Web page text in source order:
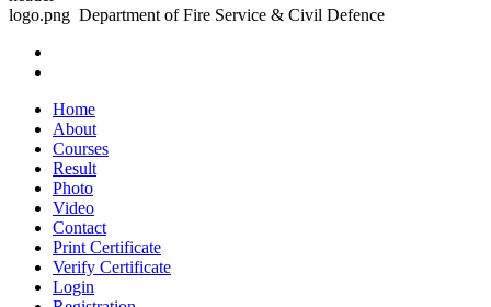
Department of Fire Service & Civil Defence
Home
About
Courses
Result
Photo
Video
Contact
Print Certificate
Verify Certificate
Login